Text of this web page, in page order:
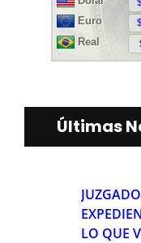
Últimas
LO QUE